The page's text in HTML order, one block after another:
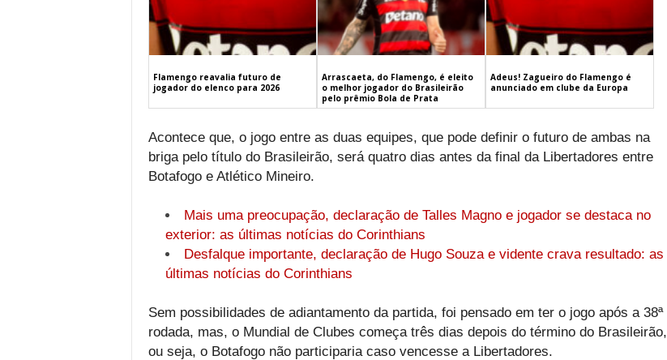
Flamengo reavalia futuro de
jogador do elenco para 2026
Arrascaeta, do Flamengo, é eleito
o melhor jogador do Brasileirão
pelo prêmio Bola de Prata
Adeus! Zagueiro do Flamengo é
anunciado em clube da Europa
Acontece que, o jogo entre as duas equipes, que pode definir o futuro de ambas na
briga pelo título do Brasileirão, será quatro dias antes da final da Libertadores entre
Botafogo e Atlético Mineiro.
Mais uma preocupação, declaração de Talles Magno e jogador se destaca no
exterior: as últimas notícias do Corinthians
Desfalque importante, declaração de Hugo Souza e vidente crava resultado: as
últimas notícias do Corinthians
Sem possibilidades de adiantamento da partida, foi pensado em ter o jogo após a 38ª
rodada, mas, o Mundial de Clubes começa três dias depois do término do Brasileirão,
ou seja, o Botafogo não participaria caso vencesse a Libertadores.